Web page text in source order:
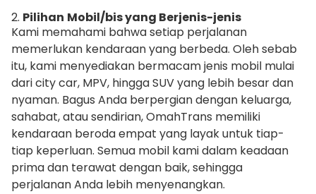
2. Pilihan Mobil/bis yang Berjenis-jenis
Kami memahami bahwa setiap perjalanan
memerlukan kendaraan yang berbeda. Oleh sebab
itu, kami menyediakan bermacam jenis mobil mulai
dari city car, MPV, hingga SUV yang lebih besar dan
nyaman. Bagus Anda berpergian dengan keluarga,
sahabat, atau sendirian, OmahTrans memiliki
kendaraan beroda empat yang layak untuk tiap-
tiap keperluan. Semua mobil kami dalam keadaan
prima dan terawat dengan baik, sehingga
perjalanan Anda lebih menyenangkan.